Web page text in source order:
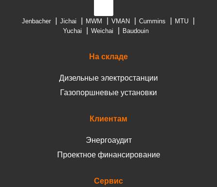
Jenbacher Jichai MWM VMAN Cummins
MTU
Yuchai
Weichai Baudouin
На складе
Дизельные электростанции
Газопоршневые установки
Клиентам
Энергоаудит
Проектное финансирование
Сервис